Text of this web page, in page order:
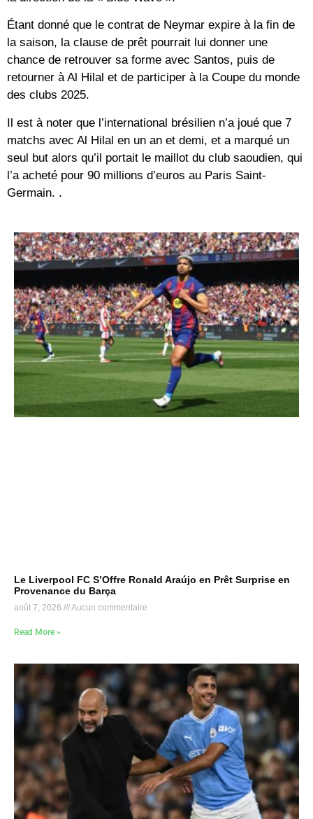
Étant donné que le contrat de Neymar expire à la fin de
la saison, la clause de prêt pourrait lui donner une
chance de retrouver sa forme avec Santos, puis de
retourner à Al Hilal et de participer à la Coupe du monde
des clubs 2025.
Il est à noter que l’international brésilien n’a joué que 7
matchs avec Al Hilal en un an et demi, et a marqué un
seul but alors qu’il portait le maillot du club saoudien, qui
l’a acheté pour 90 millions d’euros au Paris Saint-
Germain. .
Le Liverpool FC S’Offre Ronald Araújo en Prêt Surprise en
Provenance du Barça
août 7, 2026 Aucun commentaire
Read More »